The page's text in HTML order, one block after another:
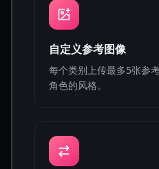
自定义参考图像
每个类别上传最多5张参
角色的风格。